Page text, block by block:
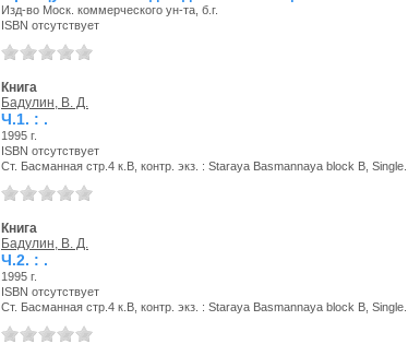
Изд-во Моск. коммерческого ун-та, б.г.
ISBN отсутствует
Книга
Бадулин, В. Д.
Ч.1. : .
1995 г.
ISBN отсутствует
Ст. Басманная стр.4 к.В, контр. экз. : Staraya Basmannaya block B, Single...
Книга
Бадулин, В. Д.
Ч.2. : .
1995 г.
ISBN отсутствует
Ст. Басманная стр.4 к.В, контр. экз. : Staraya Basmannaya block B, Single...